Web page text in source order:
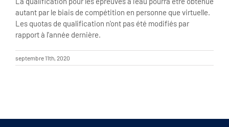
autant par le biais de compétition en personne que virtuelle.
Les quotas de qualification n'ont pas été modifiés par
rapport à l'année dernière.
septembre 11th, 2020